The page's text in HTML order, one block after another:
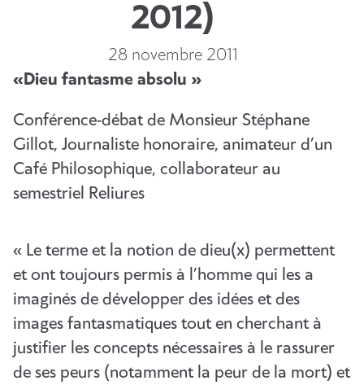
2012)
28 novembre 2011
«Dieu fantasme absolu »
Conférence-débat de Monsieur Stéphane
Gillot, Journaliste honoraire, animateur d’un
Café Philosophique, collaborateur au
semestriel Reliures
« Le terme et la notion de dieu(x) permettent
et ont toujours permis à l’homme qui les a
imaginés de développer des idées et des
images fantasmatiques tout en cherchant à
justifier les concepts nécessaires à le rassurer
de ses peurs (notamment la peur de la mort) et